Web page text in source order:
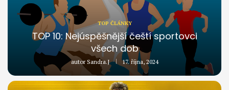
TOP ČLÁNKY
TOP 10: Nejúspěšnější čeští sportovci
všech dob
autorSandra.J 17. října, 2024